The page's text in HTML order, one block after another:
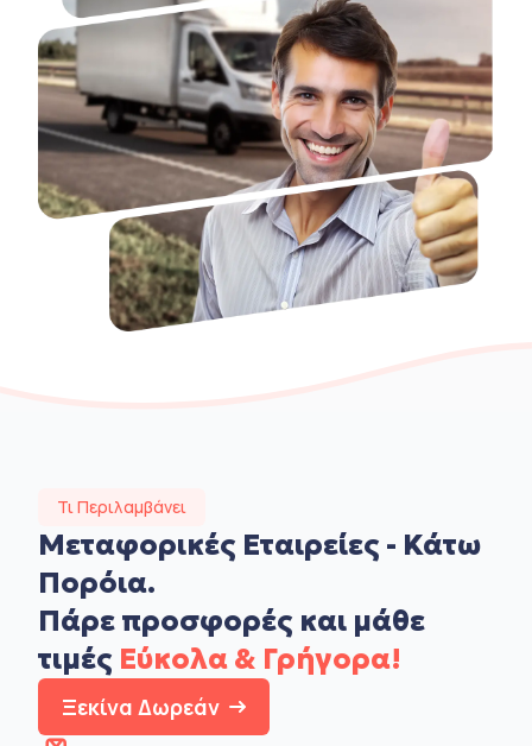
Τι Περιλαμβάνει
Μεταφορικές Εταιρείες - Κάτω
Πορόια.
Πάρε προσφορές και μάθε
τιμές Εύκολα & Γρήγορα!
Ξεκίνα Δωρεάν